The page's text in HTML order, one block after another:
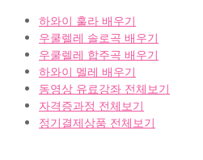
하와이 훌라 배우기
우쿨렐레 솔로곡 배우기
우쿨렐레 합주곡 배우기
하와이 멜레 배우기
동영상 유료강좌 전체보기
자격증과정 전체보기
정기결제상품 전체보기